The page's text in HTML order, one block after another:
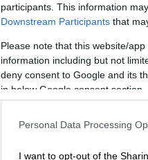
participants. This information
Downstream Participants that
Please note that this website/
information including but not
deny consent to Google and its
in below Google consent section.
Personal Data Processing
I want to opt-out of the
Σινεμά|
του
δεύτερη